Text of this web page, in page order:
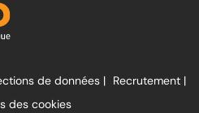
de données | Recrutement |
des cookies